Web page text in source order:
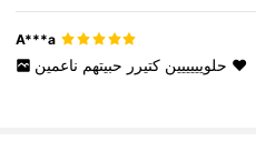
A***a
حلويييييينكتيرر حبيتهم ❤️